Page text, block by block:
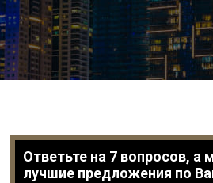
Ответьте на 7 вопросов, а
лучшие предложения по